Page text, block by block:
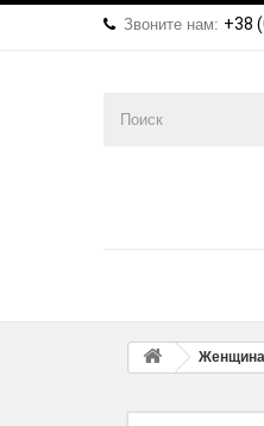
Звоните нам: +38